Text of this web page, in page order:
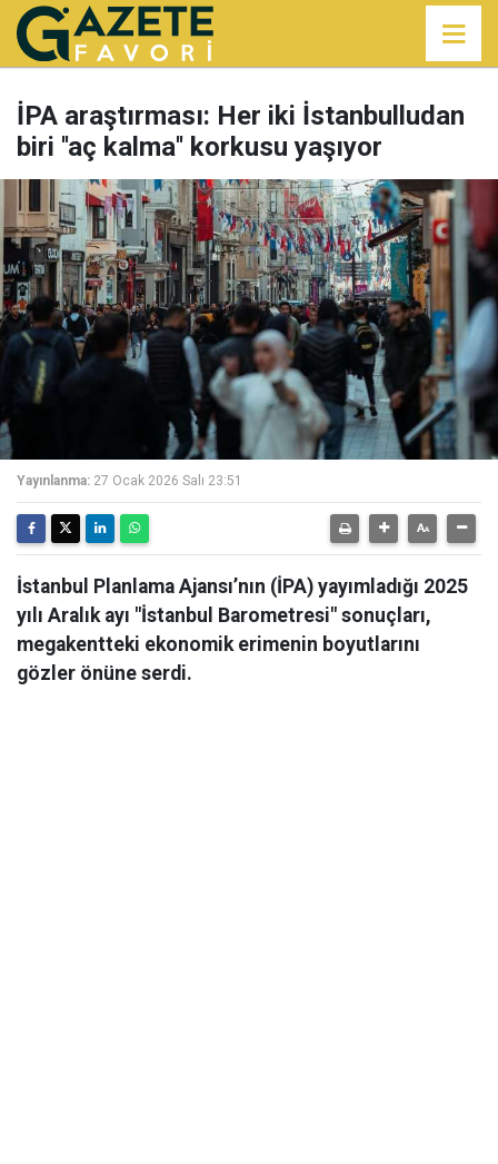
İPA araştırması: Her iki İstanbulludan
biri ''aç kalma'' korkusu yaşıyor
Yayınlanma: 27 Ocak 2026 Salı 23:51
İstanbul Planlama Ajansı’nın (İPA) yayımladığı 2025
yılı Aralık ayı "İstanbul Barometresi" sonuçları,
megakentteki ekonomik erimenin boyutlarını
gözler önüne serdi.